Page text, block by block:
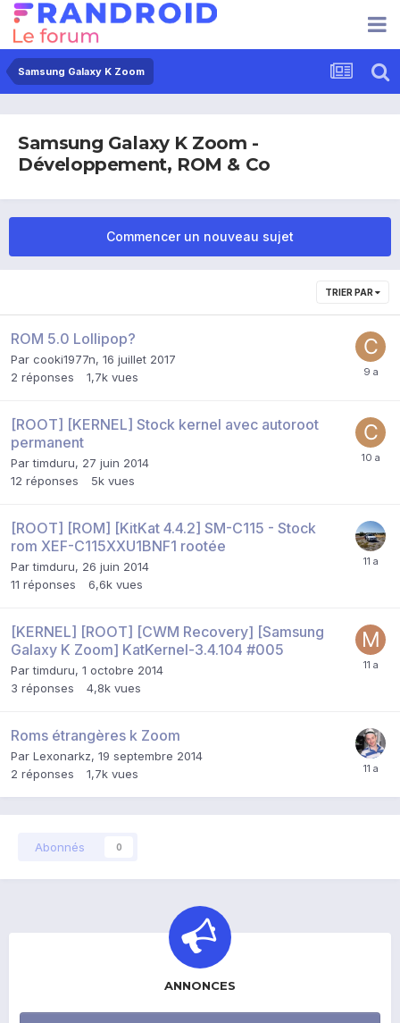
Samsung Galaxy K Zoom
Samsung Galaxy K Zoom -
Développement, ROM & Co
Commencer un nouveau sujet
TRIER PAR
ROM 5.0 Lollipop?
Par cooki1977n, 16 juillet 2017
2 réponses 1,7k vues
[ROOT] [KERNEL] Stock kernel avec autoroot
permanent
Partimduru, 27 juin 2014
12 réponses 5k vues
[ROOT] [ROM] [KitKat 4.4.2] SM-C115 - Stock
rom XEF-C115XXU1BNF1 rootée
Partimduru, 26 juin 2014
11 réponses 6,6k vues
[KERNEL] [ROOT] [CWM Recovery] [Samsung
Galaxy K Zoom] KatKernel-3.4.104 #005
Partimduru, 1 octobre 2014
3 réponses 4,8k vues
Roms étrangères k Zoom
Par Lexonarkz, 19 septembre 2014
2 réponses 1,7k vues
Abonnés 0
ANNONCES